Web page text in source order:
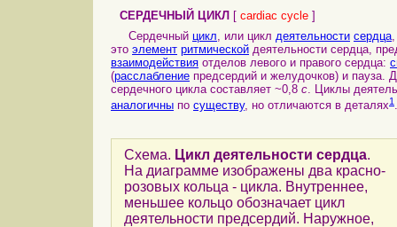
СЕРДЕЧНЫЙ ЦИКЛ [ cardiac cycle ]
Сердечный цикл, или цикл деятельности сердца,
это элемент ритмической деятельности сердца,
взаимодействия отделов левого и правого сердца:
(расслабление предсердий и желудочков) и пауза.
сердечного цикла составляет ~0,8 с. Циклы
аналогичны по существу, но отличаются в деталях1 .
Схема. Цикл деятельности сердца.
На диаграмме изображены два красно-
розовых кольца - цикла. Внутреннее,
меньшее кольцо обозначает цикл
деятельности предсердий. Наружное,